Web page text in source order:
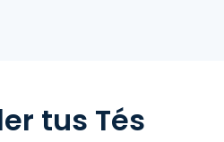
tus Tés